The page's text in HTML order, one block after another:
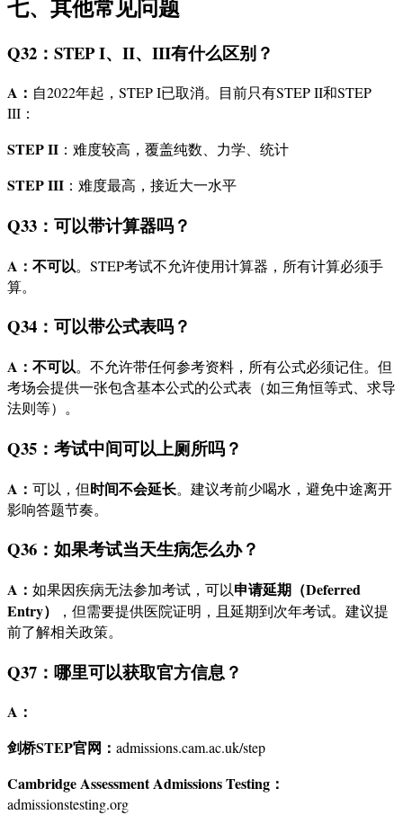
七、其他常见问题
Q32：STEP I、II、III有什么区别？
A： 自2022年起，STEP I已取消。目前只有STEP II和STEP
III：
STEP II ：难度较高，覆盖纯数、力学、统计
STEP III ：难度最高，接近大一水平
Q33：可以带计算器吗？
A： 不可以。STEP考试不允许使用计算器，所有计算必须手
算。
Q34：可以带公式表吗？
A： 不可以。不允许带任何参考资料，所有公式必须记住。但
考场会提供一张包含基本公式的公式表（如三角恒等式、求导
法则等）。
Q35：考试中间可以上厕所吗？
A： 可以，但时间不会延长。建议考前少喝水，避免中途离开
影响答题节奏。
Q36：如果考试当天生病怎么办？
A： 如果因疾病无法参加考试，可以申请延期（Deferred
Entry）
，但需要提供医院证明，且延期到次年考试。建议提
前了解相关政策。
Q37：哪里可以获取官方信息？
A：
剑桥STEP官网： admissions.cam.ac.uk/step
Cambridge Assessment Admissions Testing：
admissionstesting.org